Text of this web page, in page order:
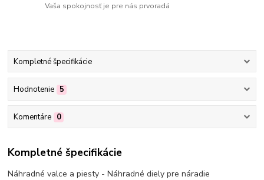
Vaša spokojnosť je pre nás prvoradá
Kompletné špecifikácie
Hodnotenie 5
Komentáre 0
Kompletné špecifikácie
Náhradné valce a piesty - Náhradné diely pre náradie